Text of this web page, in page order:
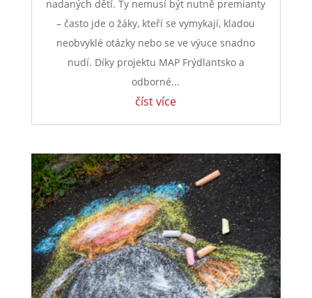
nadaných dětí. Ty nemusí být nutně premianty
– často jde o žáky, kteří se vymykají, kladou
neobvyklé otázky nebo se ve výuce snadno
nudí. Díky projektu MAP Frýdlantsko a
odborné...
číst více